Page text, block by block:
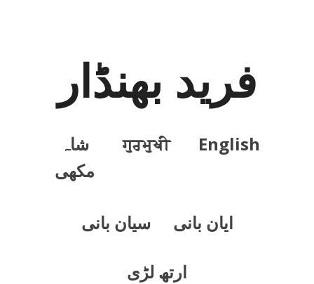
فرید بھنڈار
English
ਗੁਰਮੁਖੀ
شاہ
مکھی
ايان بانی سيان بانی
ارتھ لڑی